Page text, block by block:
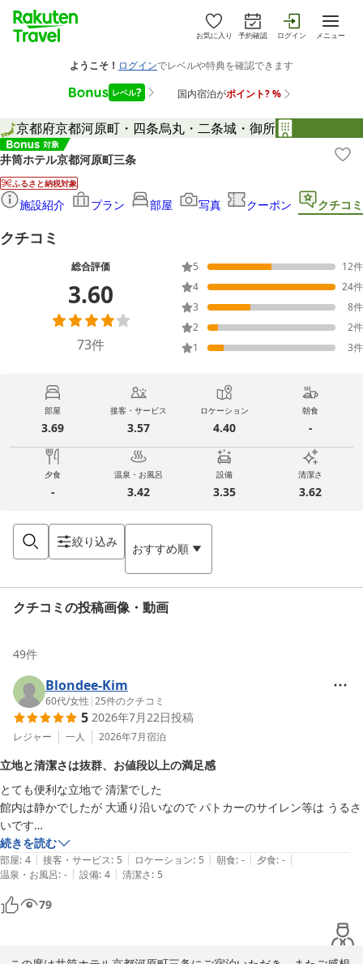
お気に入り 予約確認 ログイン メニュー
京都府京都河原町・四条烏丸・二条城・御所
井筒ホテル京都河原町三条
ふるさと納税対象
施設紹介 プラン 部屋 写真 クーポン クチコミ
クチコミ
総合評価
3.60
73件
5 12件
4
24件
3
8件
2
2件
1
3件
部屋
3.69
接客・サービス
3.57
ロケーション
4.40
朝食
-
夕食
-
温泉・お風呂
3.42
設備
3.35
清潔さ
3.62
絞り込み おすすめ順
クチコミの投稿画像・動画
49件
Blondee-Kim
60代/女性 |25件のクチコミ
5 2026年7月22日投稿
レジャー 一人 2026年7月宿泊
立地と清潔さは抜群、お値段以上の満足感
とても便利な立地で 清潔でした
館内は静かでしたが 大通り沿いなので パトカーのサイレン等は うるさ
いです
バスルームも広くて水圧もしっかりあり トイレも別なのはいいです
バスルームのドアが透明でスクリーンカーテンはありましたが 隙間が
かなりあるので 中がよく見えます
あと 遮光カーテンではないので かなり 明るいです
ま 窓が沢山あって 開放感はあります
続きを読む
部屋: 4 | 接客・サービス: 5 | ロケーション: 5 | 朝食: - | 夕食: - |
温泉・お風呂: - | 設備: 4 | 清潔さ: 5
79